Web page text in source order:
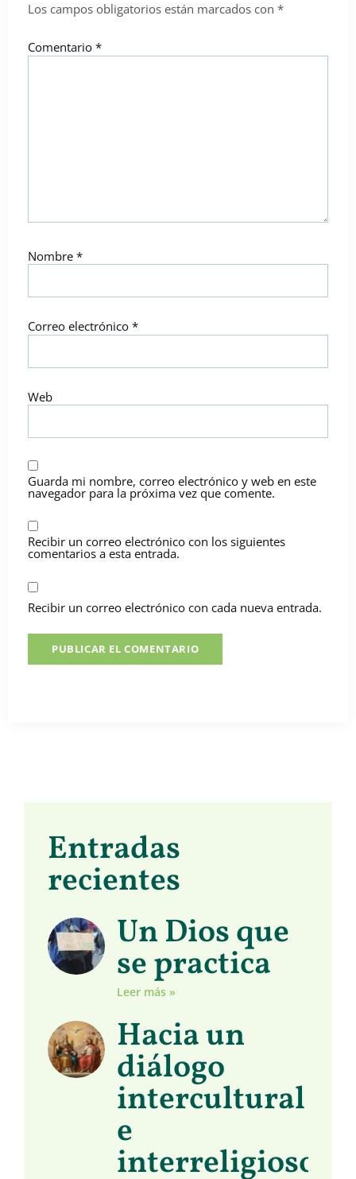
Los campos obligatorios están marcados con *
Comentario *
Nombre *
Correo electrónico *
Web
Guarda mi nombre, correo electrónico y web en este
navegador para la próxima vez que comente.
Recibir un correo electrónico con los siguientes
comentarios a esta entrada.
Recibir un correo electrónico con cada nueva entrada.
Entradas
recientes
Un Dios que
se practica
Leer más »
Hacia un
diálogo
intercultural
e
interreligioso